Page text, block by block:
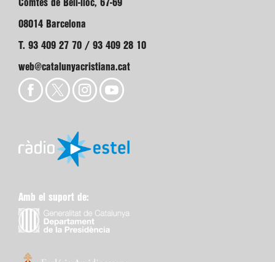
Comtes de Bell-lloc, 67-69
08014 Barcelona
T. 93 409 27 70 / 93 409 28 10
web@catalunyacristiana.cat
Amb el suport de: